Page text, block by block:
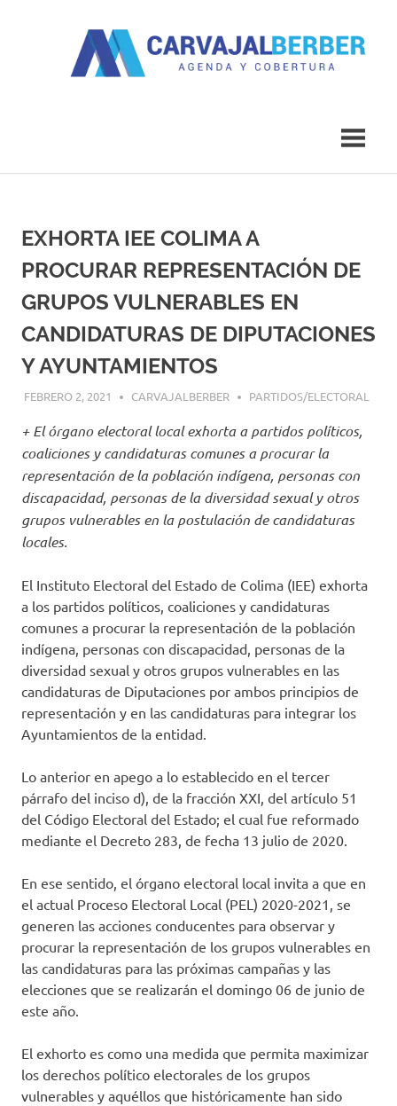
EXHORTA IEE COLIMA A
PROCURAR REPRESENTACIÓN DE
GRUPOS VULNERABLES EN
CANDIDATURAS DE DIPUTACIONES
Y AYUNTAMIENTOS
FEBRERO 2, 2021 CARVAJALBERBER PARTIDOS/ELECTORAL
+ El órgano electoral local exhorta a partidos políticos,
coaliciones y candidaturas comunes a procurar la
representación de la población indígena, personas con
discapacidad, personas de la diversidad sexual y otros
grupos vulnerables en la postulación de candidaturas
locales.
El Instituto Electoral del Estado de Colima (IEE) exhorta
a los partidos políticos, coaliciones y candidaturas
comunes a procurar la representación de la población
indígena, personas con discapacidad, personas de la
diversidad sexual y otros grupos vulnerables en las
candidaturas de Diputaciones por ambos principios de
representación y en las candidaturas para integrar los
Ayuntamientos de la entidad.
Lo anterior en apego a lo establecido en el tercer
párrafo del inciso d), de la fracción XXI, del artículo 51
del Código Electoral del Estado; el cual fue reformado
mediante el Decreto 283, de fecha 13 julio de 2020.
En ese sentido, el órgano electoral local invita a que en
el actual Proceso Electoral Local (PEL) 2020-2021, se
generen las acciones conducentes para observar y
procurar la representación de los grupos vulnerables en
las candidaturas para las próximas campañas y las
elecciones que se realizarán el domingo 06 de junio de
este año.
El exhorto es como una medida que permita maximizar
los derechos político electorales de los grupos
vulnerables y aquéllos que históricamente han sido